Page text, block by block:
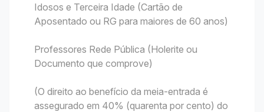
Idosos e Terceira Idade (Cartão de
Aposentado ou RG para maiores de 60 anos)
Professores Rede Pública (Holerite ou
Documento que comprove)
(O direito ao benefício da meia-entrada é
assegurado em 40% (quarenta por cento) do